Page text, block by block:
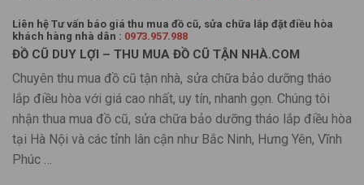
Liên hệ Tư vấn báo giá thu mua đồ cũ, sửa chữa lắp đặt điều hòa
khách hàng nhà dân : 0973.957.988
ĐỒ CŨ DUY LỢI – THU MUA ĐỒ CŨ TẬN NHÀ.COM
Chuyên thu mua đồ cũ tận nhà, sửa chữa bảo dưỡng tháo
lắp điều hòa với giá cao nhất, uy tín, nhanh gọn. Chúng tôi
nhận thua mua đồ cũ, sửa chữa bảo dưỡng tháo lắp điều hòa
tại Hà Nội và các tỉnh lân cận như Bắc Ninh, Hưng Yên, Vĩnh
Phúc …